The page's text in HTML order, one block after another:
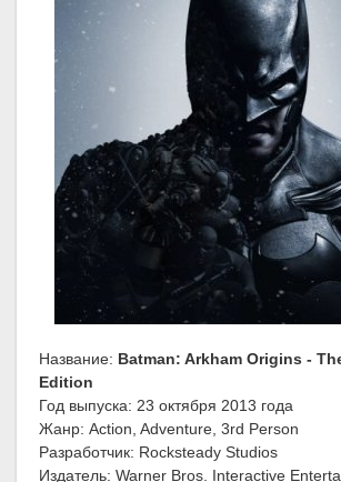
Название: Batman: Arkham Origins -
Edition
Год выпуска: 23 октября 2013 года
Жанр: Action, Adventure, 3rd Person
Разработчик: Rocksteady Studios
Издатель: Warner Bros. Interactive